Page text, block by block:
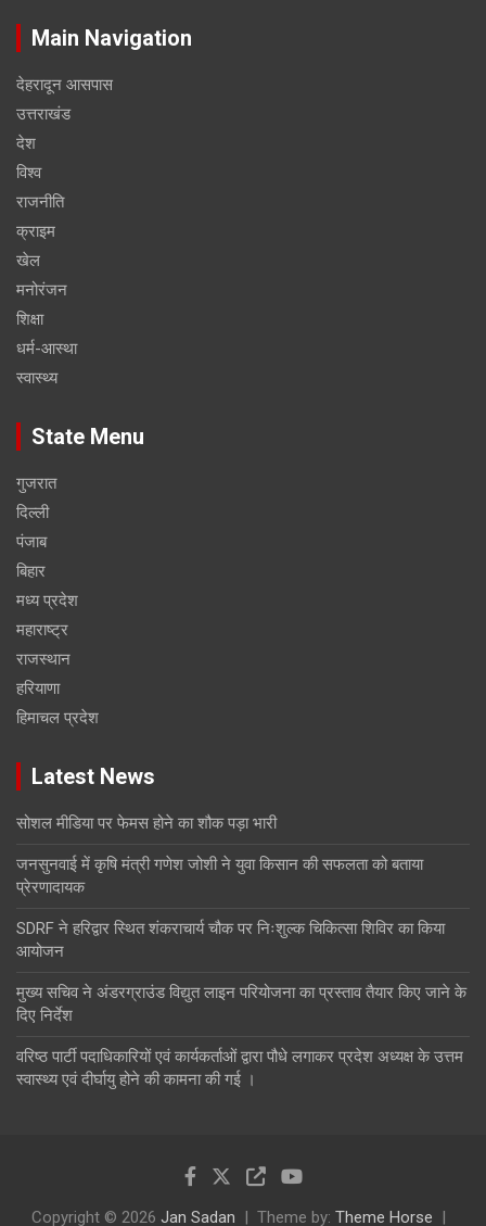
Main Navigation
देहरादून आसपास
उत्तराखंड
देश
विश्व
राजनीति
क्राइम
खेल
मनोरंजन
शिक्षा
धर्म-आस्था
स्वास्थ्य
State Menu
गुजरात
दिल्ली
पंजाब
बिहार
मध्य प्रदेश
महाराष्ट्र
राजस्थान
हरियाणा
हिमाचल प्रदेश
Latest News
सोशल मीडिया पर फेमस होने का शौक पड़ा भारी
जनसुनवाई में कृषि मंत्री गणेश जोशी ने युवा किसान की सफलता को बताया
प्रेरणादायक
SDRF ने हरिद्वार स्थित शंकराचार्य चौक पर निःशुल्क चिकित्सा शिविर का किया
आयोजन
मुख्य सचिव ने अंडरग्राउंड विद्युत लाइन परियोजना का प्रस्ताव तैयार किए जाने के
दिए निर्देश
वरिष्ठ पार्टी पदाधिकारियों एवं कार्यकर्ताओं द्वारा पौधे लगाकर प्रदेश अध्यक्ष के उत्तम
स्वास्थ्य एवं दीर्घायु होने की कामना की गई ।
Copyright © 2026 Jan Sadan Theme by: Theme Horse